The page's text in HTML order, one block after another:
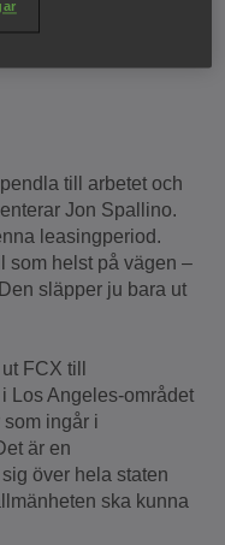
till arbetet och
Jon Spallino.
leasingperiod.
som helst på vägen –
släpper ju bara ut
FCX till
Los Angeles-området
ingår i
är en
över hela staten
ska kunna